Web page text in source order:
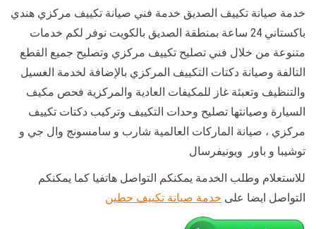
خدمة صيانة تكييف الصديق خدمة فني صيانة تكييف مركزي هندي
باكستاني 24 ساعة بمنطقة الصديق بالكويت نوفر لكم خدمات
متنوعة من خلال فني تصليح تكييف مركزي وتصليح جميع القطع
التالفة وصيانة دكتات التكييف المركزي بالإضافة لخدمة الغسيل
والتنظيف وتعبئة غاز للمكيفات العادية والمركزية فحص مكيف
السيارة وصيانتها تصليح وحدات التكييف وتركيب دكتات تكييف
مركزي ، صيانة الماركات العالمية شارب و سامسونج وال جي و
توشيبا و باور ويونيفرسال
للاستعلام وطلب الخدمة يمكنكم التواصل هاتفيا كما يمكنكم
التواصل ايضا على خدمة صيانة تكييف حطين